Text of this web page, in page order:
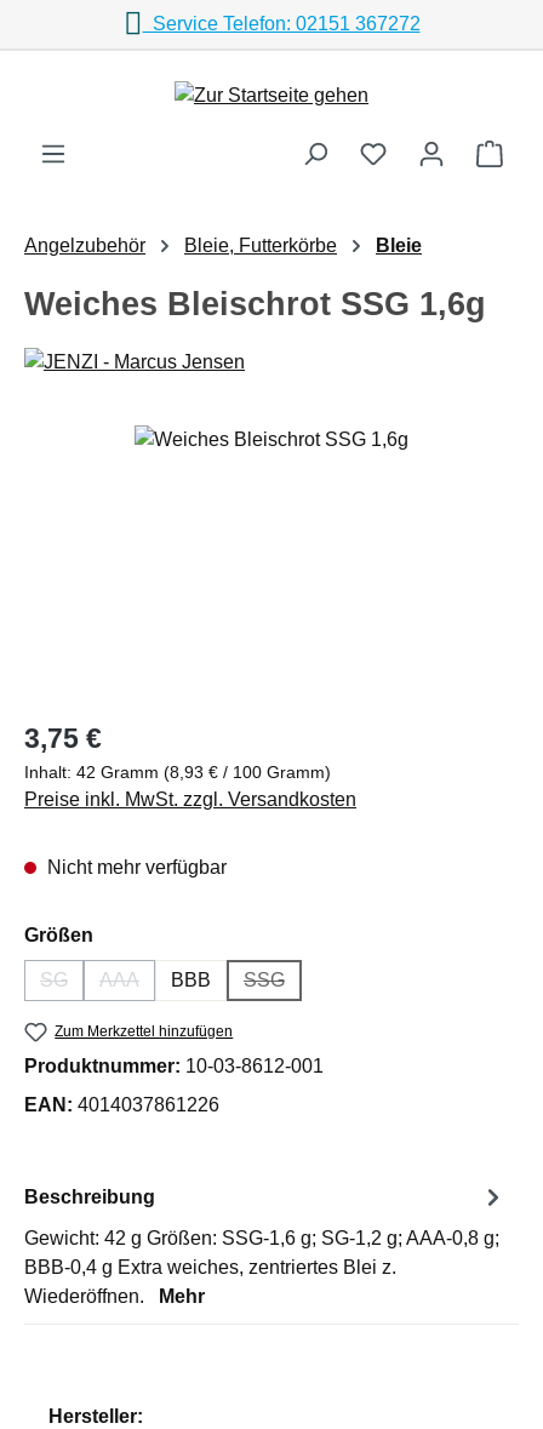
Zum Hauptinhalt springenService Telefon: 02151 367272
Angelzubehör Bleie, Futterkörbe Bleie
Weiches Bleischrot SSG 1,6g
Bildergalerie überspringen
Regulärer Preis:
3,75 €
Inhalt: 42 Gramm (8,93 € / 100 Gramm)
Preise inkl. MwSt. zzgl. Versandkosten
Nicht mehr verfügbar
Größen
SG
(Diese Option ist zurzeit nicht verfügbar.)
AAA
(Diese Option ist zurzeit nicht verfügbar.)
BBB SSG
(Diese Option ist zurzeit nicht
Zum Merkzettel hinzufügen
Produktnummer: 10-03-8612-001
EAN: 4014037861226
Beschreibung
Gewicht: 42 g Größen: SSG-1,6 g; SG-1,2 g; AAA-0,8 g;
BBB-0,4 g Extra weiches, zentriertes Blei z.
Wiederöffnen.
Mehr
Hersteller: